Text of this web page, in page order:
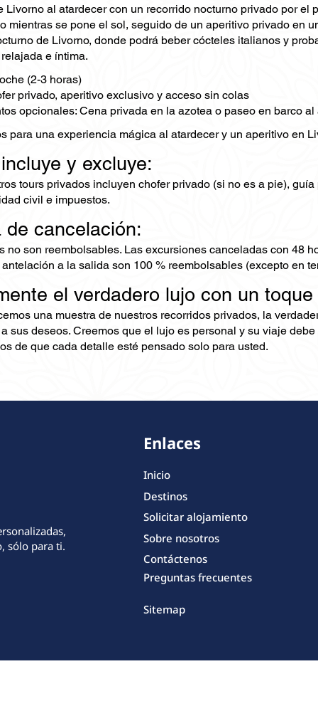
Livorno al atardecer con un recorrido nocturno privado por
mientras se pone el sol, seguido de un aperitivo privado en
de Livorno, donde podrá beber cócteles italianos y
e íntima.
(2-3 horas)
privado, aperitivo exclusivo y acceso sin colas
opcionales: Cena privada en la azotea o paseo en barco al
para una experiencia mágica al atardecer y un aperitivo en
y excluye:
tours privados incluyen chofer privado (si no es a pie),
civil e impuestos.
de cancelación:
no son reembolsables. Las excursiones canceladas con 48
a la salida son 100 % reembolsables (excepto en
el verdadero lujo con un
una muestra de nuestros recorridos privados, la
sus deseos. Creemos que el lujo es personal y su viaje
de que cada detalle esté pensado solo para usted.
sólo para ti.
Enlaces
Inicio
Destinos
Solicitar alojamiento
Sobre nosotros
Contáctenos
Preguntas frecuentes
Sitemap